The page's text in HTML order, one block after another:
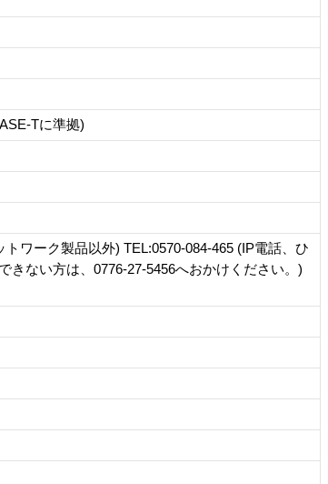
Tに準拠)
ワーク製品以外) TEL:0570-084-465 (IP電話、ひ
きない方は、0776-27-5456へおかけください。)